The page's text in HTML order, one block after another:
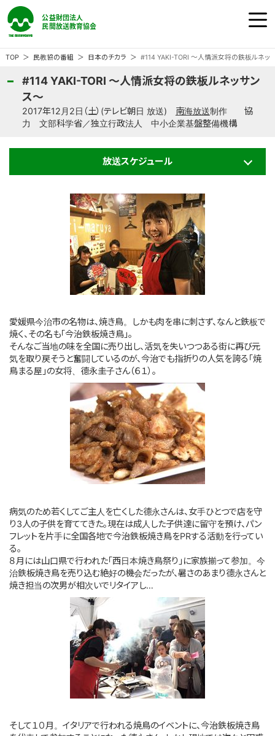
ホーム
民教協の『番組』
民教協の『事業』
ご意見・ご感想
このサイトについて
サイトマップ
TOP 民教協の番組 日本のチカラ #114 YAKI-TORI ～人情派女将の鉄板ルネッ
#114 YAKI-TORI ～人情派女将の鉄板ルネッサン
ス～
2017年12月2日（土）(テレビ朝日 放送) 南海放送制作 協
力 文部科学省／独立行政法人 中小企業基盤整備機構
放送スケジュール
愛媛県今治市の名物は、焼き鳥。しかも肉を串に刺さず、なんと鉄板で
焼く、その名も「今治鉄板焼き鳥」。
そんなご当地の味を全国に売り出し、活気を失いつつある街に再び元
気を取り戻そうと奮闘しているのが、今治でも指折りの人気を誇る「焼
鳥まる屋」の女将、德永圭子さん（６１）。
病気のため若くしてご主人を亡くした德永さんは、女手ひとつで店を守
り3人の子供を育ててきた。現在は成人した子供達に留守を預け、パン
フレットを片手に全国各地で今治鉄板焼き鳥をPRする活動を行ってい
る。
８月には山口県で行われた「西日本焼き鳥祭り」に家族揃って参加。今
治鉄板焼き鳥を売り込む絶好の機会だったが、暑さのあまり德永さんと
焼き担当の次男が相次いでリタイアし…
そして１０月。イタリアで行われる焼鳥のイベントに、今治鉄板焼き鳥